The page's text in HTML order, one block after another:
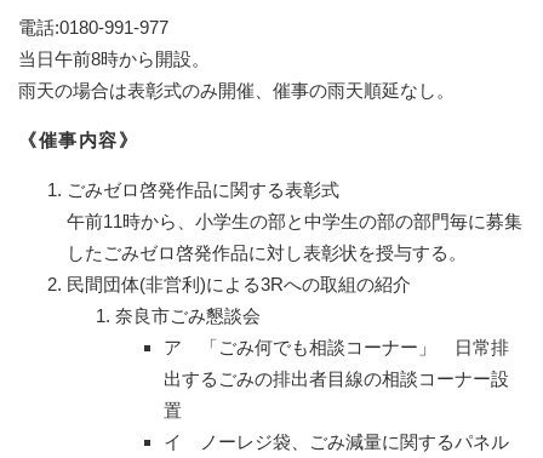
電話:0180-991-977
当日午前8時から開設。
雨天の場合は表彰式のみ開催、催事の雨天順延なし。
《催事内容》
ごみゼロ啓発作品に関する表彰式
午前11時から、小学生の部と中学生の部の部門毎に募集
したごみゼロ啓発作品に対し表彰状を授与する。
民間団体(非営利)による3Rへの取組の紹介
奈良市ごみ懇談会
ア 「ごみ何でも相談コーナー」 日常排
出するごみの排出者目線の相談コーナー設
置
イ ノーレジ袋、ごみ減量に関するパネル